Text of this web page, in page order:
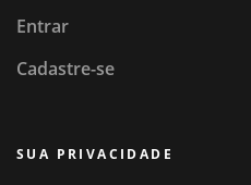
Entrar
Cadastre-se
SUA PRIVACIDADE